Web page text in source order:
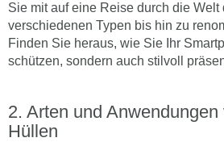
Sie mit auf eine Reise durch die Welt
verschiedenen Typen bis hin zu
Finden Sie heraus, wie Sie Ihr
schützen, sondern auch stilvoll
Arten und
Hüllen